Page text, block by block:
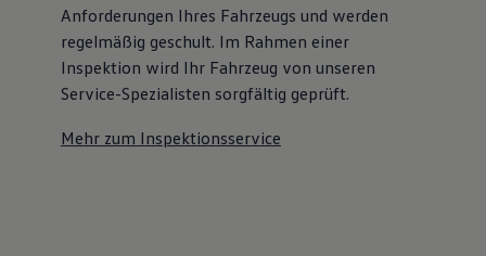
Anforderungen Ihres Fahrzeugs und werden
regelmäßig geschult. Im Rahmen einer
Inspektion wird Ihr Fahrzeug von unseren
Service-Spezialisten sorgfältig geprüft.
Mehr zum Inspektionsservice